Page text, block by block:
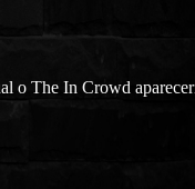
o The In Crowd